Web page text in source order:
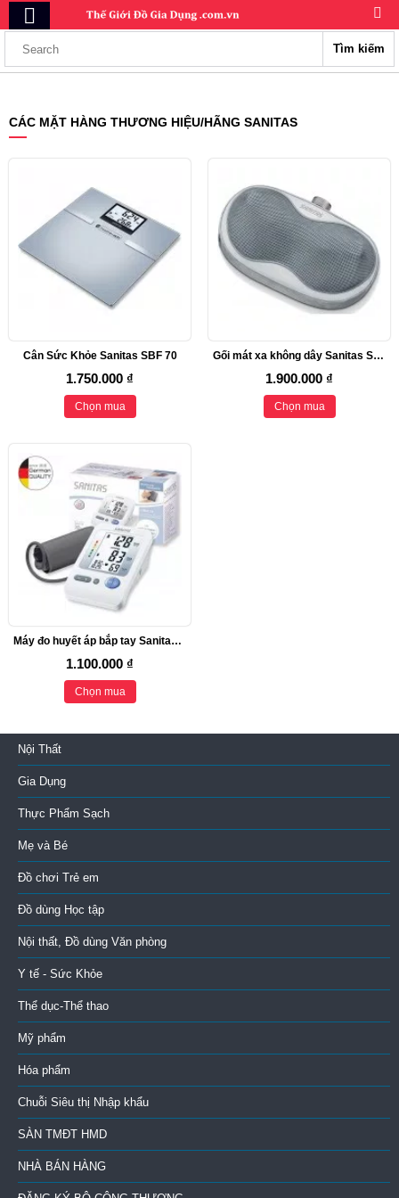
Tìm kiếm
CÁC MẶT HÀNG THƯƠNG HIỆU/HÃNG SANITAS
Cân Sức Khỏe Sanitas SBF 70
1.750.000 ₫
Chọn mua
Gối mát xa không dây Sanitas Shiatsu SMG 515
1.900.000 ₫
Chọn mua
Máy đo huyết áp bắp tay Sanitas SBM 21
1.100.000 ₫
Chọn mua
Nội Thất
Gia Dụng
Thực Phẩm Sạch
Mẹ và Bé
Đồ chơi Trẻ em
Đồ dùng Học tập
Nội thất, Đồ dùng Văn phòng
Y tế - Sức Khỏe
Thể dục-Thể thao
Mỹ phẩm
Hóa phẩm
Chuỗi Siêu thị Nhập khẩu
SÀN TMĐT HMD
NHÀ BÁN HÀNG